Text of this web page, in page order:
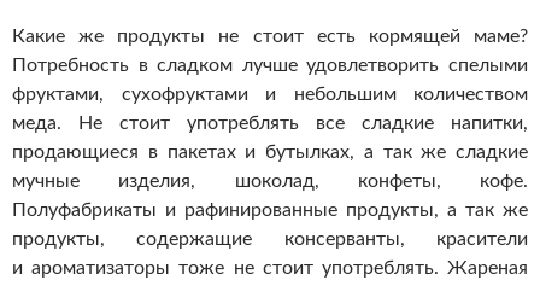
Какие же продукты не стоит есть кормящей маме?
Потребность в сладком лучше удовлетворить спелыми
фруктами, сухофруктами и небольшим количеством
меда. Не стоит употреблять все сладкие напитки,
продающиеся в пакетах и бутылках, а так же сладкие
мучные изделия, шоколад, конфеты, кофе.
Полуфабрикаты и рафинированные продукты, а так же
продукты, содержащие консерванты, красители
и ароматизаторы тоже не стоит употреблять. Жареная